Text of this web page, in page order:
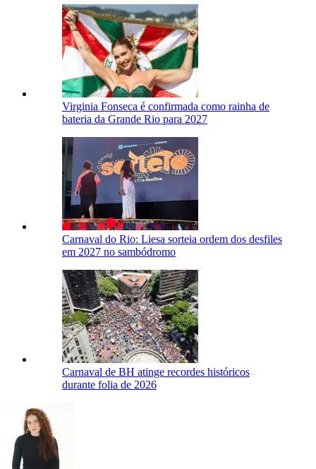
Virginia Fonseca é confirmada como rainha de
bateria da Grande Rio para 2027
Carnaval do Rio: Liesa sorteia ordem dos desfiles
em 2027 no sambódromo
Carnaval de BH atinge recordes históricos
durante folia de 2026